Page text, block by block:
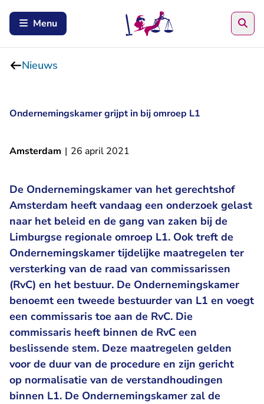
Menu
Nieuws
Ondernemingskamer grijpt in bij omroep L1
Amsterdam | 26 april 2021
De Ondernemingskamer van het gerechtshof
Amsterdam heeft vandaag een onderzoek gelast
naar het beleid en de gang van zaken bij de
Limburgse regionale omroep L1. Ook treft de
Ondernemingskamer tijdelijke maatregelen ter
versterking van de raad van commissarissen
(RvC) en het bestuur. De Ondernemingskamer
benoemt een tweede bestuurder van L1 en voegt
een commissaris toe aan de RvC. Die
commissaris heeft binnen de RvC een
beslissende stem. Deze maatregelen gelden
voor de duur van de procedure en zijn gericht
op normalisatie van de verstandhoudingen
binnen L1. De Ondernemingskamer zal de